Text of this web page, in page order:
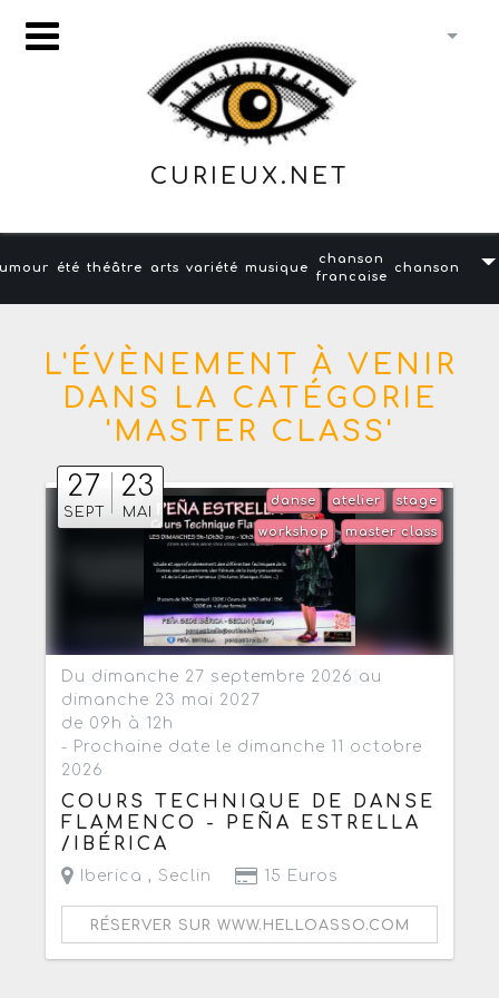
CURIEUX.NET
été théâtre arts variété musique
chanson
francaise
chanson
L'ÉVÈNEMENT À VENIR
DANS LA CATÉGORIE
'MASTER CLASS'
27
SEPT
23
MAI
stage
atelier
danse
master class
workshop
Du dimanche 27 septembre 2026 au
dimanche 23 mai 2027
de 09h à 12h
- Prochaine date le dimanche 11 octobre
2026
COURS TECHNIQUE DE DANSE
FLAMENCO - PEÑA ESTRELLA
/IBÉRICA
Iberica , Seclin 15 Euros
RÉSERVER SUR WWW.HELLOASSO.COM